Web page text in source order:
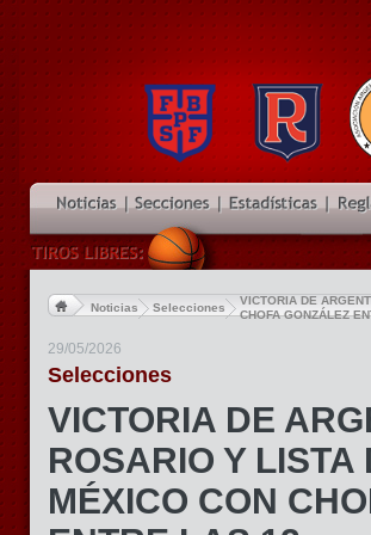
Noticias Selecciones
VICTORIA DE
CHOFA GONZÁLEZ
29/05/2026
Selecciones
VICTORIA DE
ROSARIO Y
MÉXICO CON